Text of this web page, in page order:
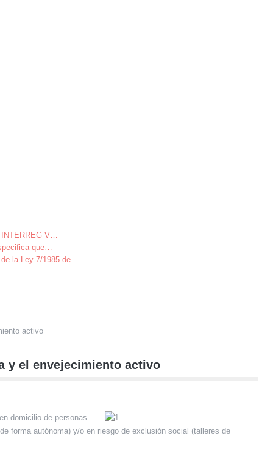
V…
que…
la Ley 7/1985 de…
activo
y el envejecimiento activo
domicilio de personas
forma autónoma) y/o en riesgo de exclusión social (talleres de